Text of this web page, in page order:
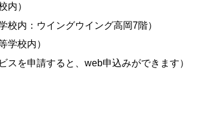
内）
内：ウイングウイング高岡7階）
校内）
を申請すると、web申込みができます）